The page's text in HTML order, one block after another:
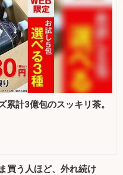
計3億包のスッキリ茶。
買う人ほど、外れ続け